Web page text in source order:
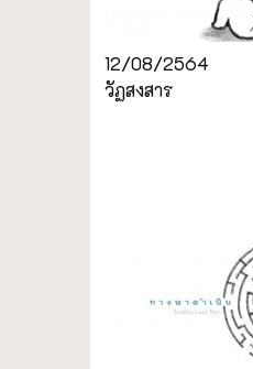
12/08/2564
วัฏสงสาร